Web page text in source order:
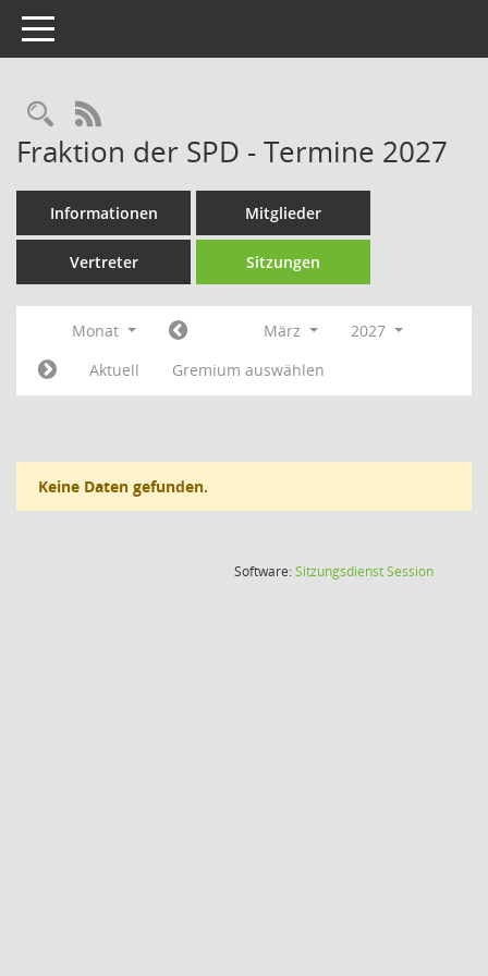
Toggle navigation
Rechercheauswahl
RSS-Feed
Fraktion der SPD - Termine 2027
Informationen Mitglieder
Vertreter Sitzungen
Monat März
2027
Aktuell
Gremium auswählen
Keine Daten gefunden.
Software:SitzungsdienstSession(Wird in